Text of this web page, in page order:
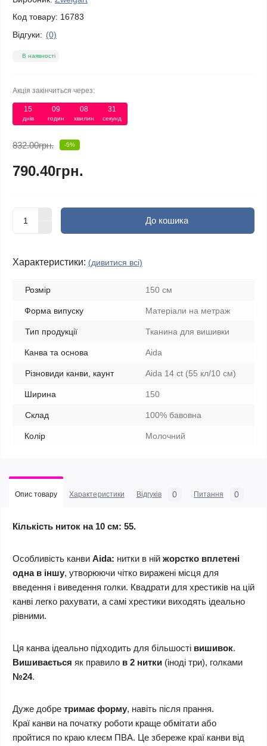
Код товару: 16783
Відгуки: (0)
В наявності
Акція закінчиться через:
15
днів
09
годин
08
хвилин
31
секунд
832.00грн. -5%
790.40грн.
До кошика
Характеристики: (дивитися всі)
Розмір 150 см
Форма випуску Матеріали на метраж
Тип продукції Тканина для вишивки
Канва та основа Aida
Різновиди канви, каунт Aida 14 ct (55 кл/10 см)
Ширина 150
Склад 100% бавовна
Колір Молочний
Опис товару Характеристики Відгуків 0 Питання 0
Кількість ниток на 10 см: 55.
Особливість канви Aida: нитки в ній жорстко вплетені
одна в іншу, утворюючи чітко виражені місця для
введення і виведення голки. Квадрати для хрестиків на цій
канві легко рахувати, а самі хрестики виходять ідеально
рівними.
Ця канва ідеально підходить для більшості вишивок.
Вишивається як правило в 2 нитки (іноді три), голками
№24.
Дуже добре тримає форму, навіть після прання.
Краї канви на початку роботи краще обмітати або
пройтися по краю клеєм ПВА. Це збереже краї канви від